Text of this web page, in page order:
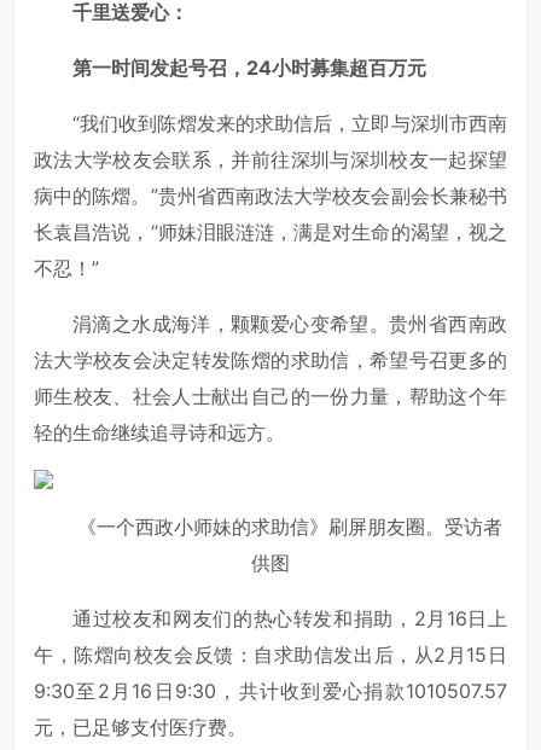
千里送爱心：
第一时间发起号召，24小时募集超百万元
“我们收到陈熠发来的求助信后，立即与深圳市西南
政法大学校友会联系，并前往深圳与深圳校友一起探望
病中的陈熠。”贵州省西南政法大学校友会副会长兼秘书
长袁昌浩说，“师妹泪眼涟涟，满是对生命的渴望，视之
不忍！”
涓滴之水成海洋，颗颗爱心变希望。贵州省西南政
法大学校友会决定转发陈熠的求助信，希望号召更多的
师生校友、社会人士献出自己的一份力量，帮助这个年
轻的生命继续追寻诗和远方。
《一个西政小师妹的求助信》刷屏朋友圈。受访者
供图
通过校友和网友们的热心转发和捐助，2月16日上
午，陈熠向校友会反馈：自求助信发出后，从2月15日
9:30至2月16日9:30，共计收到爱心捐款1010507.57
元，已足够支付医疗费。